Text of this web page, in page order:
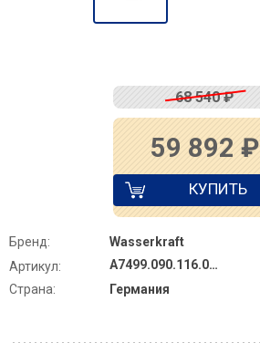
68 540₽
59 892 ₽
КУПИТЬ
Бренд:
Wasserkraft
Артикул:
A7499.090.116.010.127.011 Thermo
Страна:
Германия